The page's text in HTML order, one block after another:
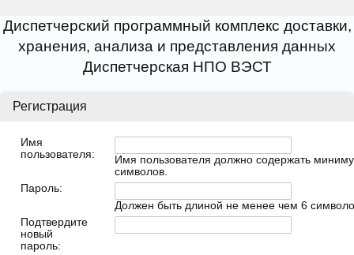
Диспетчерский программный комплекс доставки,
хранения, анализа и представления данных
Диспетчерская НПО ВЭСТ
Регистрация
Имя
пользователя:
Имя пользователя должно содержать
символов.
Пароль:
Должен быть длиной не менее чем 6
Подтвердите
новый
пароль: